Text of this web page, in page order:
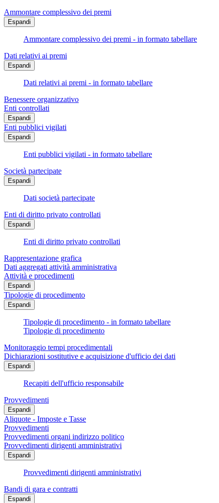
Ammontare complessivo dei premi
Espandi
Ammontare complessivo dei premi - in formato tabellare
Dati relativi ai premi
Espandi
Dati relativi ai premi - in formato tabellare
Benessere organizzativo
Enti controllati
Espandi
Enti pubblici vigilati
Espandi
Enti pubblici vigilati - in formato tabellare
Società partecipate
Espandi
Dati società partecipate
Enti di diritto privato controllati
Espandi
Enti di diritto privato controllati
Rappresentazione grafica
Dati aggregati attività amministrativa
Attività e procedimenti
Espandi
Tipologie di procedimento
Espandi
Tipologie di procedimento - in formato tabellare
Tipologie di procedimento
Monitoraggio tempi procedimentali
Dichiarazioni sostitutive e acquisizione d'ufficio dei dati
Espandi
Recapiti dell'ufficio responsabile
Provvedimenti
Espandi
Aliquote - Imposte e Tasse
Provvedimenti
Provvedimenti organi indirizzo politico
Provvedimenti dirigenti amministrativi
Espandi
Provvedimenti dirigenti amministrativi
Bandi di gara e contratti
Espandi